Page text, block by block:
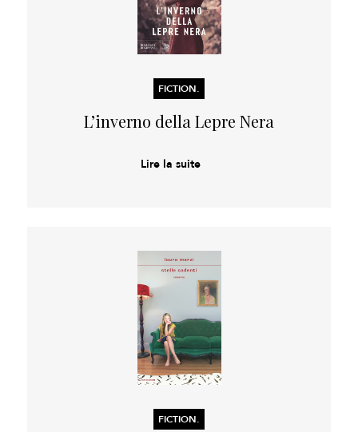
FICTION.
L’inverno della Lepre Nera
Lire la suite
FICTION.